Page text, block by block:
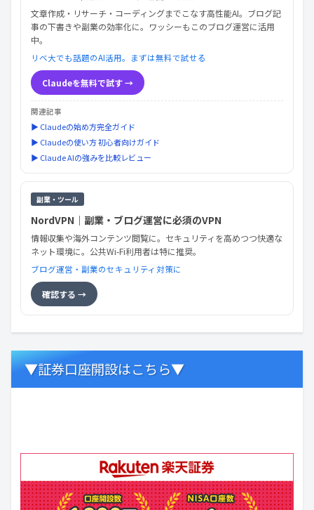
文章作成・リサーチ・コーディングまでこなす高性能AI。ブログ記
事の下書きや副業の効率化に。ワッシーもこのブログ運営に活用
中。
リベ大でも話題のAI活用。まずは無料で試せる
Claudeを無料で試す →
関連記事
▶ Claudeの始め方完全ガイド
▶ Claudeの使い方 初心者向けガイド
▶ Claude AIの強みを比較レビュー
副業・ツール
NordVPN｜副業・ブログ運営に必須のVPN
情報収集や海外コンテンツ閲覧に。セキュリティを高めつつ快適な
ネット環境に。公共Wi-Fi利用者は特に推奨。
ブログ運営・副業のセキュリティ対策に
確認する →
▼証券口座開設はこちら▼